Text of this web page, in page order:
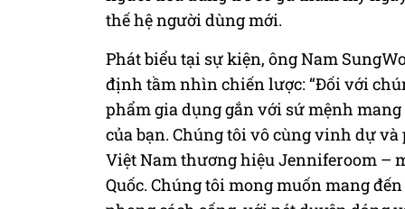
thế hệ người dùng mới.
Phát biểu tại sự kiện, ông Nam
định tầm nhìn chiến lược: “Đối với
phẩm gia dụng gắn với sứ mệnh
của bạn. Chúng tôi vô cùng vinh dự
Việt Nam thương hiệu Jenniferoom –
Quốc. Chúng tôi mong muốn mang